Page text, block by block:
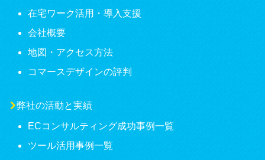
在宅ワーク活用・導入支援
会社概要
地図・アクセス方法
コマースデザインの評判
弊社の活動と実績
ECコンサルティング成功事例一覧
ツール活用事例一覧